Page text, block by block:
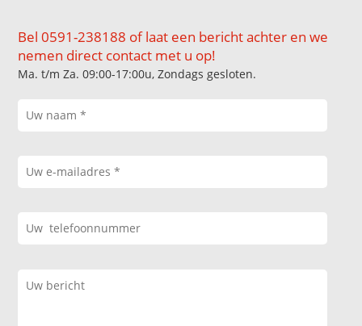
Bel 0591-238188 of laat een bericht achter en we
nemen direct contact met u op!
Ma. t/m Za. 09:00-17:00u, Zondags gesloten.